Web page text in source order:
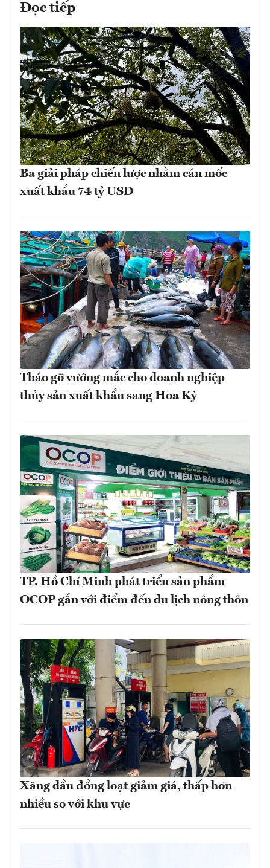
Đọc tiếp
Ba giải pháp chiến lược nhằm cán mốc
xuất khẩu 74 tỷ USD
Tháo gỡ vướng mắc cho doanh nghiệp
thủy sản xuất khẩu sang Hoa Kỳ
TP. Hồ Chí Minh phát triển sản phẩm
OCOP gắn với điểm đến du lịch nông thôn
Xăng dầu đồng loạt giảm giá, thấp hơn
nhiều so với khu vực